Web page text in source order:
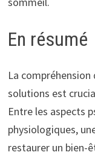
En résumé
La
solutions est
Entre les aspects
physiologiques,
restaurer un bien-